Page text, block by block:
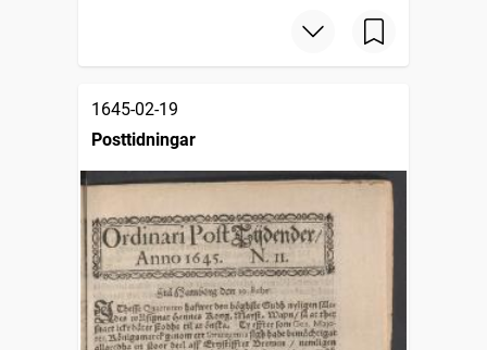
1645-02-19
Posttidningar